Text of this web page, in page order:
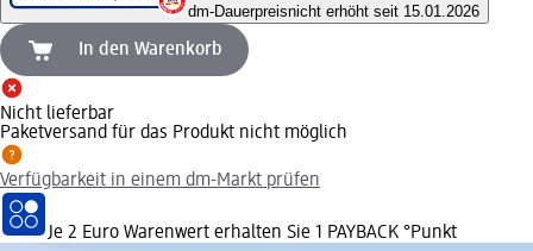
dm-Dauerpreisnicht erhöht seit 15.01.2026
In den Warenkorb
Nicht lieferbar
Paketversand für das Produkt nicht möglich
Verfügbarkeit in einem dm-Markt prüfen
Je 2 Euro Warenwert erhalten Sie 1 PAYBACK °Punkt